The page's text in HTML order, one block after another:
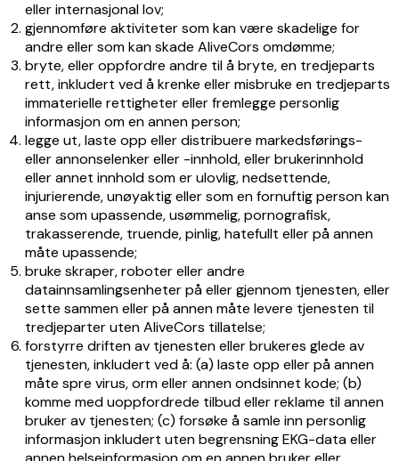
eller internasjonal lov;
gjennomføre aktiviteter som kan være skadelige for
andre eller som kan skade AliveCors omdømme;
bryte, eller oppfordre andre til å bryte, en tredjeparts
rett, inkludert ved å krenke eller misbruke en tredjeparts
immaterielle rettigheter eller fremlegge personlig
informasjon om en annen person;
legge ut, laste opp eller distribuere markedsførings-
eller annonselenker eller -innhold, eller brukerinnhold
eller annet innhold som er ulovlig, nedsettende,
injurierende, unøyaktig eller som en fornuftig person kan
anse som upassende, usømmelig, pornografisk,
trakasserende, truende, pinlig, hatefullt eller på annen
måte upassende;
bruke skraper, roboter eller andre
datainnsamlingsenheter på eller gjennom tjenesten, eller
sette sammen eller på annen måte levere tjenesten til
tredjeparter uten AliveCors tillatelse;
forstyrre driften av tjenesten eller brukeres glede av
tjenesten, inkludert ved å: (a) laste opp eller på annen
måte spre virus, orm eller annen ondsinnet kode; (b)
komme med uoppfordrede tilbud eller reklame til annen
bruker av tjenesten; (c) forsøke å samle inn personlig
informasjon inkludert uten begrensning EKG-data eller